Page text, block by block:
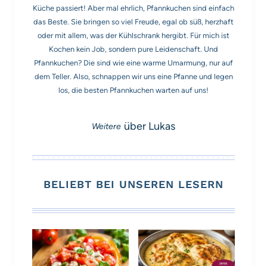
Küche passiert! Aber mal ehrlich, Pfannkuchen sind einfach
das Beste. Sie bringen so viel Freude, egal ob süß, herzhaft
oder mit allem, was der Kühlschrank hergibt. Für mich ist
Kochen kein Job, sondern pure Leidenschaft. Und
Pfannkuchen? Die sind wie eine warme Umarmung, nur auf
dem Teller. Also, schnappen wir uns eine Pfanne und legen
los, die besten Pfannkuchen warten auf uns!
über Lukas
BELIEBT BEI UNSEREN LESERN